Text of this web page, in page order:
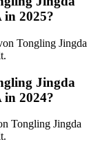
in 2025?
Tongling Jingda
Jingda
in 2024?
Tongling Jingda